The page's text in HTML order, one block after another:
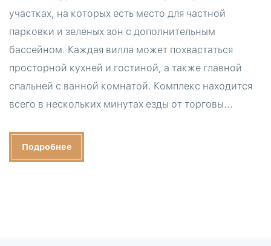
участках, на которых есть место для частной
парковки и зеленых зон с дополнительным
бассейном. Каждая вилла может похвастаться
просторной кухней и гостиной, а также главной
спальней с ванной комнатой. Комплекс находится
всего в нескольких минутах езды от торговы...
Подробнее